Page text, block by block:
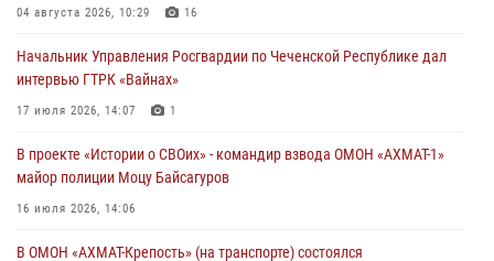
соревнований
04 августа 2026, 10:29 16
Начальник Управления Росгвардии по Чеченской Республике дал
интервью ГТРК «Вайнах»
17 июля 2026, 14:07 1
В проекте «Истории о СВОих» - командир взвода ОМОН «АХМАТ-1»
майор полиции Моцу Байсагуров
16 июля 2026, 14:06
В ОМОН «АХМАТ-Крепость» (на транспорте) состоялся